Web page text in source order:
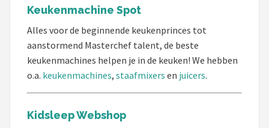
Keukenmachine Spot
Alles voor de beginnende keukenprinces tot
aanstormend Masterchef talent, de beste
keukenmachines helpen je in de keuken! We hebben
o.a. keukenmachines, staafmixers en juicers.
Kidsleep Webshop